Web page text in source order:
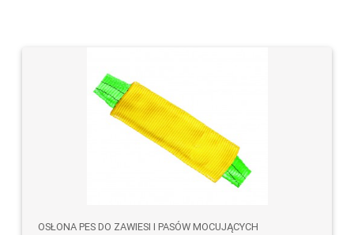
OSŁONA PES DO ZAWIESI I PASÓW MOCUJĄCYCH